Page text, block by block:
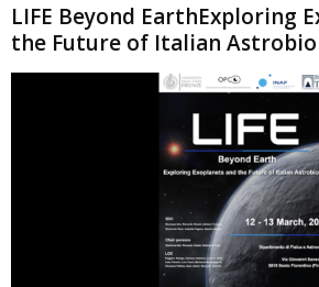
LIFE Beyond EarthExploring
the Future of Italian